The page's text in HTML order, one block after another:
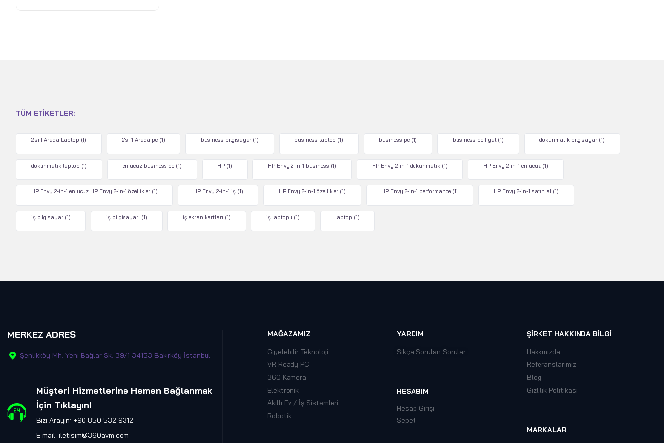
TÜM ETIKETLER:
2'si 1 Arada Laptop (1) 2'si 1 Arada pc (1) business bilgisayar (1) business laptop (1) business pc (1) business pc fiyat (1) dokunmatik bilgisayar (1)
dokunmatik laptop (1) en ucuz business pc (1) HP (1) HP Envy 2-in-1 business (1) HP Envy 2-in-1 dokunmatik (1) HP Envy 2-in-1 en ucuz (1)
HP Envy 2-in-1 en ucuz HP Envy 2-in-1 özellikler (1) HP Envy 2-in-1 iş (1) HP Envy 2-in-1 özellikler (1) HP Envy 2-in-1 performance (1) HP Envy 2-in-1 satın al (1)
iş bilgisayar (1) iş bilgisayarı (1) iş ekran kartları (1) iş laptopu (1) laptop (1)
MERKEZ ADRES
Şenlikköy Mh. Yeni Bağlar Sk. 39/1 34153 Bakırköy İstanbul
Müşteri Hizmetlerine Hemen Bağlanmak
İçin Tıklayın!
Bizi Arayın: +90 850 532 9312
E-mail: iletisim@360avm.com
MAĞAZAMIZ
Giyelebilir Teknoloji
VR Ready PC
360 Kamera
Elektronik
Akıllı Ev / İş Sistemleri
Robotik
YARDIM
Sıkça Sorulan Sorular
HESABIM
Hesap Girişi
Sepet
ŞIRKET HAKKINDA BILGI
Hakkmızda
Referanslarımız
Blog
Gizlilik Politikası
MARKALAR